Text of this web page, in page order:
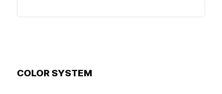
COLOR SYSTEM